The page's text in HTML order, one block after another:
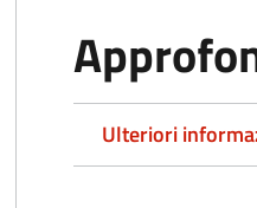
Ulteriori